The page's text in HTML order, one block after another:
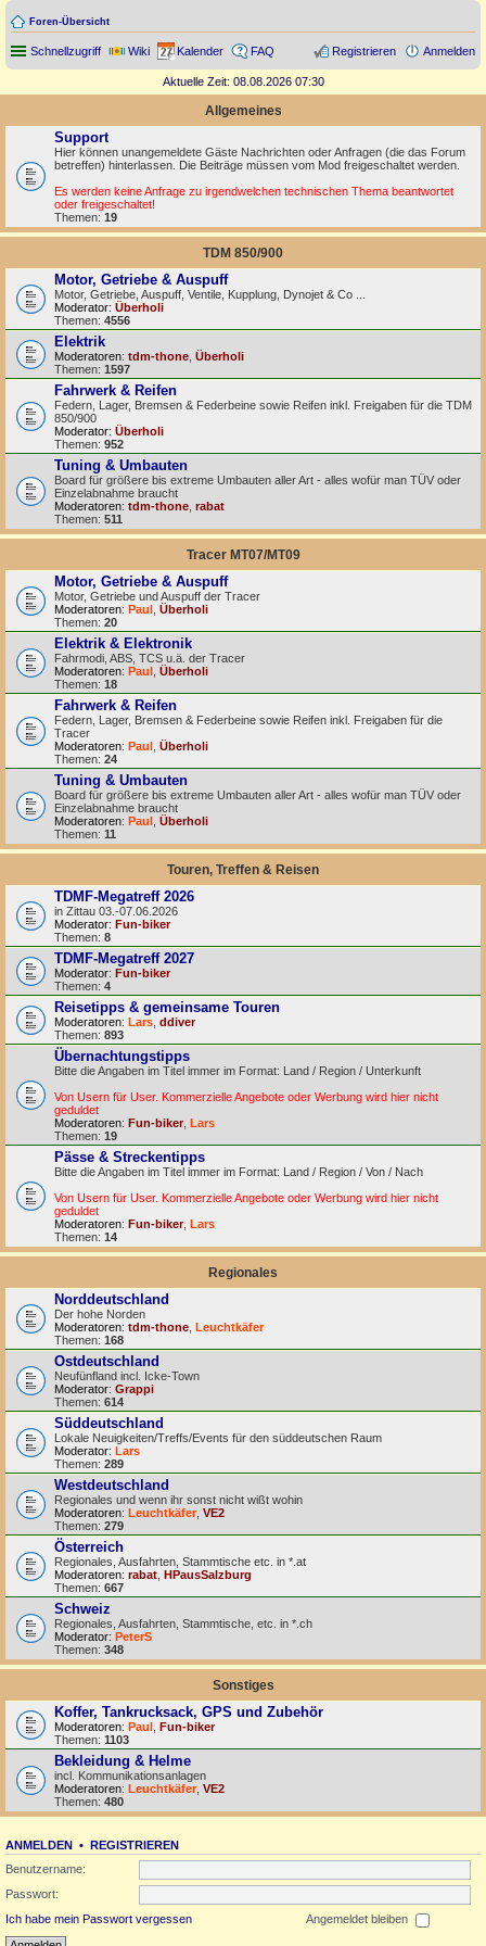
Foren-Übersicht
Schnellzugriff Wiki Kalender FAQ Anmelden
Registrieren
Aktuelle Zeit: 08.08.2026 07:30
Allgemeines
Support
Hier können unangemeldete Gäste Nachrichten oder Anfragen (die das Forum
betreffen) hinterlassen. Die Beiträge müssen vom Mod freigeschaltet werden.
Es werden keine Anfrage zu irgendwelchen technischen Thema beantwortet
oder freigeschaltet!
Themen: 19
TDM 850/900
Motor, Getriebe & Auspuff
Motor, Getriebe, Auspuff, Ventile, Kupplung, Dynojet & Co ...
Moderator: Überholi
Themen: 4556
Elektrik
Moderatoren: tdm-thone Überholi
Themen: 1597
Fahrwerk & Reifen
Federn, Lager, Bremsen & Federbeine sowie Reifen inkl. Freigaben für die TDM
850/900
Moderator: Überholi
Themen: 952
Tuning & Umbauten
Board für größere bis extreme Umbauten aller Art - alles wofür man TÜV oder
Einzelabnahme braucht
Moderatoren: tdm-thone rabat
Themen: 511
Tracer MT07/MT09
Motor, Getriebe & Auspuff
Motor, Getriebe und Auspuff der Tracer
Moderatoren: Paul Überholi
Themen: 20
Elektrik & Elektronik
Fahrmodi, ABS, TCS u.ä. der Tracer
Moderatoren: Paul Überholi
Themen: 18
Fahrwerk & Reifen
Federn, Lager, Bremsen & Federbeine sowie Reifen inkl. Freigaben für die
Tracer
Moderatoren: Paul Überholi
Themen: 24
Tuning & Umbauten
Board für größere bis extreme Umbauten aller Art - alles wofür man TÜV oder
Einzelabnahme braucht
Moderatoren: Paul Überholi
Themen: 11
Touren, Treffen & Reisen
TDMF-Megatreff 2026
in Zittau 03.-07.06.2026
Moderator: Fun-biker
Themen: 8
TDMF-Megatreff 2027
Moderator: Fun-biker
Themen: 4
Reisetipps & gemeinsame Touren
Moderatoren: Lars ddiver
Themen: 893
Übernachtungstipps
Bitte die Angaben im Titel immer im Format: Land / Region / Unterkunft
Von Usern für User. Kommerzielle Angebote oder Werbung wird hier nicht
geduldet
Moderatoren: Fun-biker Lars
Themen: 19
Pässe & Streckentipps
Bitte die Angaben im Titel immer im Format: Land / Region / Von / Nach
Von Usern für User. Kommerzielle Angebote oder Werbung wird hier nicht
geduldet
Moderatoren: Fun-biker, Lars
Themen: 14
Regionales
Norddeutschland
Der hohe Norden
Moderatoren: tdm-thone Leuchtkäfer
Themen: 168
Ostdeutschland
Neufünfland incl. Icke-Town
Moderator: Grappi
Themen: 614
Süddeutschland
Lokale Neuigkeiten/Treffs/Events für den süddeutschen Raum
Moderator: Lars
Themen: 289
Westdeutschland
Regionales und wenn ihr sonst nicht wißt wohin
Moderatoren: Leuchtkäfer VE2
Themen: 279
Österreich
Regionales, Ausfahrten, Stammtische etc. in *.at
Moderatoren: rabat HPausSalzburg
Themen: 667
Schweiz
Regionales, Ausfahrten, Stammtische, etc. in *.ch
Moderator: PeterS
Themen: 348
Sonstiges
Koffer, Tankrucksack, GPS und Zubehör
Moderatoren: Paul Fun-biker
Themen: 1103
Bekleidung & Helme
incl. Kommunikationsanlagen
Moderatoren: Leuchtkäfer VE2
Themen: 480
ANMELDEN • REGISTRIEREN
Benutzername:
Passwort:
Ich habe mein Passwort vergessen
Angemeldet bleiben